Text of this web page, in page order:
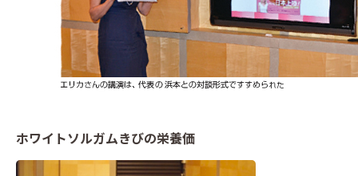
ホワイトソルガムきびの栄養価